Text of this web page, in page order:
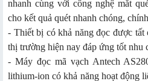
nhanh cùng với công nghệ mắt
cho kết quả quét nhanh chóng,
- Thiết bị có khả năng đọc được tất
thị trường hiện nay đáp ứng tốt nhu
- Máy đọc mã vạch Antech
lithium-ion có khả năng hoạt động